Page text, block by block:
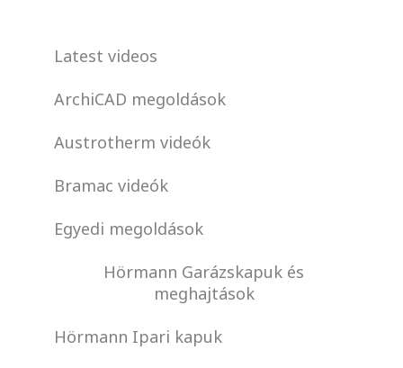
Latest videos
ArchiCAD megoldások
Austrotherm videók
Bramac videók
Egyedi megoldások
Hörmann Garázskapuk és
meghajtások
Hörmann Ipari kapuk